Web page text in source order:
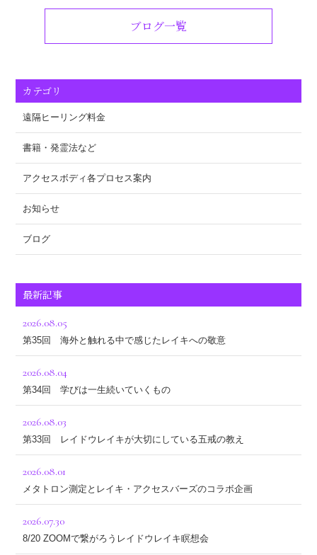
ブログ一覧
カテゴリ
遠隔ヒーリング料金
書籍・発霊法など
アクセスボディ各プロセス案内
お知らせ
ブログ
最新記事
2026.08.05
第35回 海外と触れる中で感じたレイキへの敬意
2026.08.04
第34回 学びは一生続いていくもの
2026.08.03
第33回 レイドウレイキが大切にしている五戒の教え
2026.08.01
メタトロン測定とレイキ・アクセスバーズのコラボ企画
2026.07.30
8/20 ZOOMで繋がろうレイドウレイキ瞑想会